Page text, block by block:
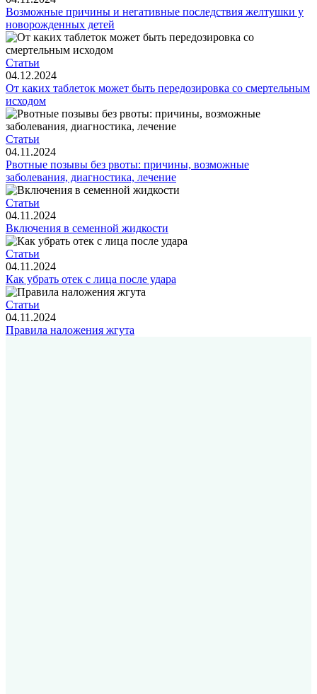
Контакты
Возможные причины и негативные последствия желтушки у
новорожденных детей
Статьи
04.12.2024
От каких таблеток может быть передозировка со смертельным
исходом
Статьи
04.11.2024
Рвотные позывы без рвоты: причины, возможные
заболевания, диагностика, лечение
Статьи
04.11.2024
Включения в семенной жидкости
Статьи
04.11.2024
Как убрать отек с лица после удара
Статьи
04.11.2024
Правила наложения жгута